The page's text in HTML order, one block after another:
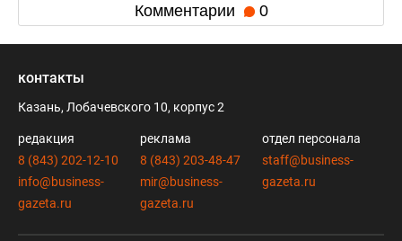
Комментарии 0
контакты
Казань, Лобачевского 10, корпус 2
редакция
8 (843) 202-12-10
info@business-
gazeta.ru
реклама
8 (843) 203-48-47
mir@business-
gazeta.ru
отдел персонала
staff@business-
gazeta.ru